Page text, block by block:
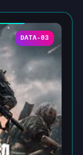
DATA-03